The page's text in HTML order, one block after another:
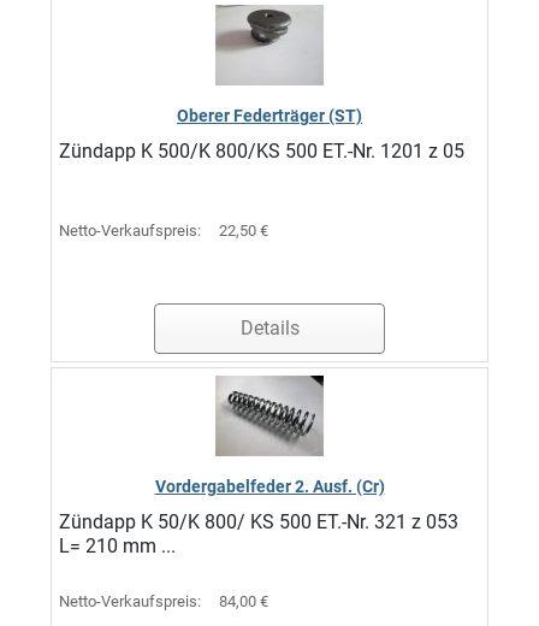
Oberer Federträger (ST)
Zündapp K 500/K 800/KS 500 ET.-Nr. 1201 z 05
Netto-Verkaufspreis: 22,50 €
Details
Vordergabelfeder 2. Ausf. (Cr)
Zündapp K 50/K 800/ KS 500 ET.-Nr. 321 z 053
L= 210 mm ...
Netto-Verkaufspreis: 84,00 €